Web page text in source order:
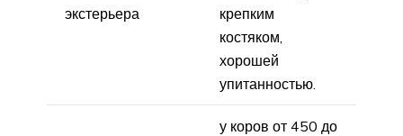
экстерьера
крепким
костяком,
хорошей
упитанностью.
у коров от 450 до